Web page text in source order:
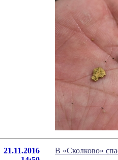
21.11.2016
В «Сколково»